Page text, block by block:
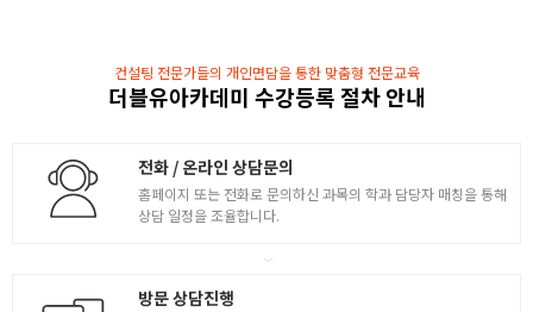
- Polar / Rectangle Array 방법 및 Rotate 작업법
- Break, Strstch, Scale 작업법
- Properties , Matchprop를 활용한 회의실 드로잉
수정명령 / 객체변환 / 레이어생성
- Hatch의 정의와 적용 및 수정 방법 학습
- Mline, Mledit, Mstyle을 활용한 벽체 드로잉
컨설팅 전문가들의 개인면담을 통한 맞춤형 전문교육
더블유아카데미 수강등록 절차 안내
전화 / 온라인 상담문의
홈페이지 또는 전화로 문의하신 과목의 학과 담당자 매칭을 통해
상담 일정을 조율합니다.
방문 상담진행